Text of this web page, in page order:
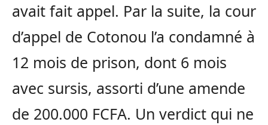
avait fait appel. Par la suite, la cour
d’appel de Cotonou l’a condamné à
12 mois de prison, dont 6 mois
avec sursis, assorti d’une amende
de 200.000 FCFA. Un verdict qui ne